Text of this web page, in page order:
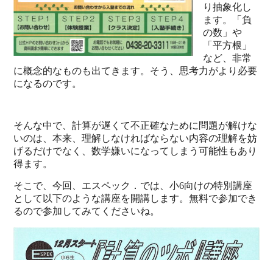
り抽象化し
ます。「負
の数」や
「平方根」
など、非常
に概念的なものも出てきます。そう、思考力がより必要
になるのです。
そんな中で、計算が遅くて不正確なために問題が解けな
いのは、本来、理解しなければならない内容の理解を妨
げるだけでなく、数学嫌いになってしまう可能性もあり
得ます。
そこで、今回、エスペック．では、小6向けの特別講座
として以下のような講座を開講します。無料で参加でき
るので参加してみてくださいね。